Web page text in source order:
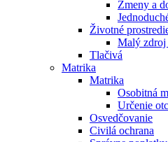
Zmeny a
Životné
Malý zdroj
Tlačivá
Matrika
Matrika
Osobitná
Určenie
Osvedčovanie
Civilá ochrana